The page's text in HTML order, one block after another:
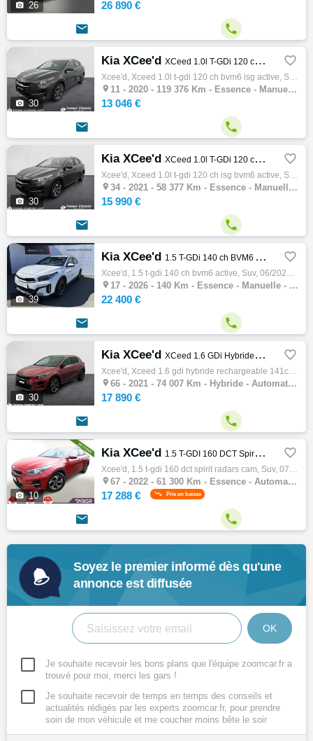
 26 26 890 €
 
 30
Kia XCee'd XCeed 1.0l T-GDi 120 ch BVM6 ISG Active 
Xcee'd, Xceed 1.0l t-gdi 120 ch bvm6 isg active, Suv, 03/2020, 120ch, 6cv, 119376 km, 5 portes, 5 places, Clim. auto, Essence, Boite de vit…
 11 - 2020 - 119 376 Km - Essence - Manuelle - SUV
13 046 €
 
 30
Kia XCee'd XCeed 1.0l T-GDi 120 ch ISG BVM6 Active 
Xcee'd, Xceed 1.0l t-gdi 120 ch isg bvm6 active, Suv, 02/2021, 120ch, 6cv, 58377 km, 5 portes, 5 places, Clim. auto, Essence, Boite de vite…
 34 - 2021 - 58 377 Km - Essence - Manuelle - SUV
15 990 €
 
 39
Kia XCee'd 1.5 T-GDi 140 ch BVM6 Active 
Xcee'd, 1.5 t-gdi 140 ch bvm6 active, Suv, 06/2026, 140ch, 7cv, 140 km, 5 portes, 5 places, Première main, Clim. auto, Essence, Boite de vi…
 17 - 2026 - 140 Km - Essence - Manuelle - SUV
22 400 €
 
 30
Kia XCee'd XCeed 1.6 GDi Hybride Rechargeable 141ch DCT6 Design 
Xcee'd, Xceed 1.6 gdi hybride rechargeable 141ch dct6 design, Suv, 07/2021, 105ch, 5cv, 74007 km, 5 portes, 5 places, Clim. auto, Hybride, …
 66 - 2021 - 74 007 Km - Hybride - Automatique - SUV
17 890 €
 
 10
Kia XCee'd 1.5 T-GDI 160 DCT Spirit radars Cam 
Xcee'd, 1.5 t-gdi 160 dct spirit radars cam, Suv, 07/2022, 160ch, 61300 km, 5 portes, 5 places, Clim. manuelle, Essence, Boite de vitesse a…
 67 - 2022 - 61 300 Km - Essence - Automatique - SUV
17 288 € Prix en baisse
 
Soyez le premier informé dès qu'une
annonce est diffusée
OK
Je souhaite recevoir les bons plans que l'équipe zoomcar.fr a
trouvé pour moi, merci les gars !
Je souhaite recevoir de temps en temps des conseils et
actualités rédigés par les experts zoomcar.fr, pour prendre
soin de mon véhicule et me coucher moins bête le soir